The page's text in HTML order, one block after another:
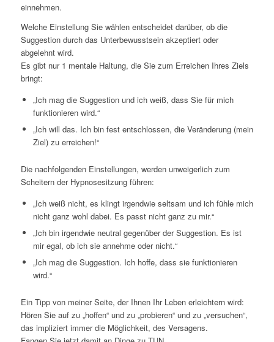
einnehmen.
Welche Einstellung Sie wählen entscheidet darüber, ob die
Suggestion durch das Unterbewusstsein akzeptiert oder
abgelehnt wird.
Es gibt nur 1 mentale Haltung, die Sie zum Erreichen Ihres Ziels
bringt:
„Ich mag die Suggestion und ich weiß, dass Sie für mich
funktionieren wird.“
„Ich will das. Ich bin fest entschlossen, die Veränderung (mein
Ziel) zu erreichen!“
Die nachfolgenden Einstellungen, werden unweigerlich zum
Scheitern der Hypnosesitzung führen:
„Ich weiß nicht, es klingt irgendwie seltsam und ich fühle mich
nicht ganz wohl dabei. Es passt nicht ganz zu mir.“
„Ich bin irgendwie neutral gegenüber der Suggestion. Es ist
mir egal, ob ich sie annehme oder nicht.“
„Ich mag die Suggestion. Ich hoffe, dass sie funktionieren
wird.“
Ein Tipp von meiner Seite, der Ihnen Ihr Leben erleichtern wird:
Hören Sie auf zu „hoffen“ und zu „probieren“ und zu „versuchen“,
das impliziert immer die Möglichkeit, des Versagens.